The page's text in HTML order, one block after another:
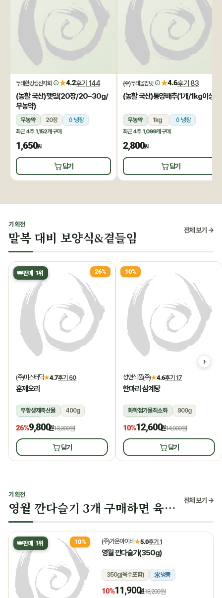
두레한강생산자회 ★4.2후기 144
(농할 국산)깻잎(20장/20~30g/
무농약)
무농약 20장 냉장
최근 4주1,152개 구매
1,650원
담기
(주)두레올팜넷 ★4.6후기 83
(농할 국산)통양배추(1개/1kg이상)
무농약 1kg 냉장
최근 4주1,099개 구매
2,800원
담기
기획전
말복 대비 보양식&곁들임 전체 보기 →
👑판매 1위 26%
(주)미스터덕★4.7후기 60
훈제오리
무항생제축산물
400g
냉동
26%9,800원13,300원
담기
10%
성연식품(주)★4.6후기 17
한마리 삼계탕
화학첨가물최소화
900g
상온
10%12,600원14,000원
담기
기획전
영월 깐다슬기 3개 구매하면 육수 증정 전체 보기 →
👑판매 1위 10% (주)가온아이비★5.0후기 1
영월 깐다슬기(350g)
350g(육수포함) 냉동
10%11,900원13,200원